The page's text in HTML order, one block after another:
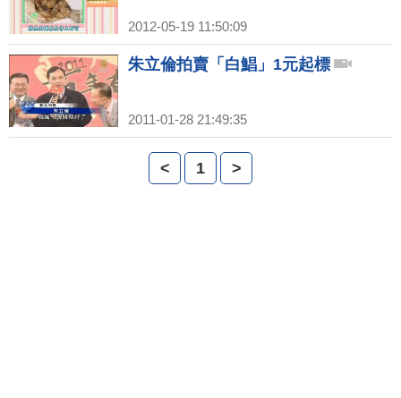
2012-05-19 11:50:09
朱立倫拍賣「白鯧」1元起標
2011-01-28 21:49:35
< 1 >